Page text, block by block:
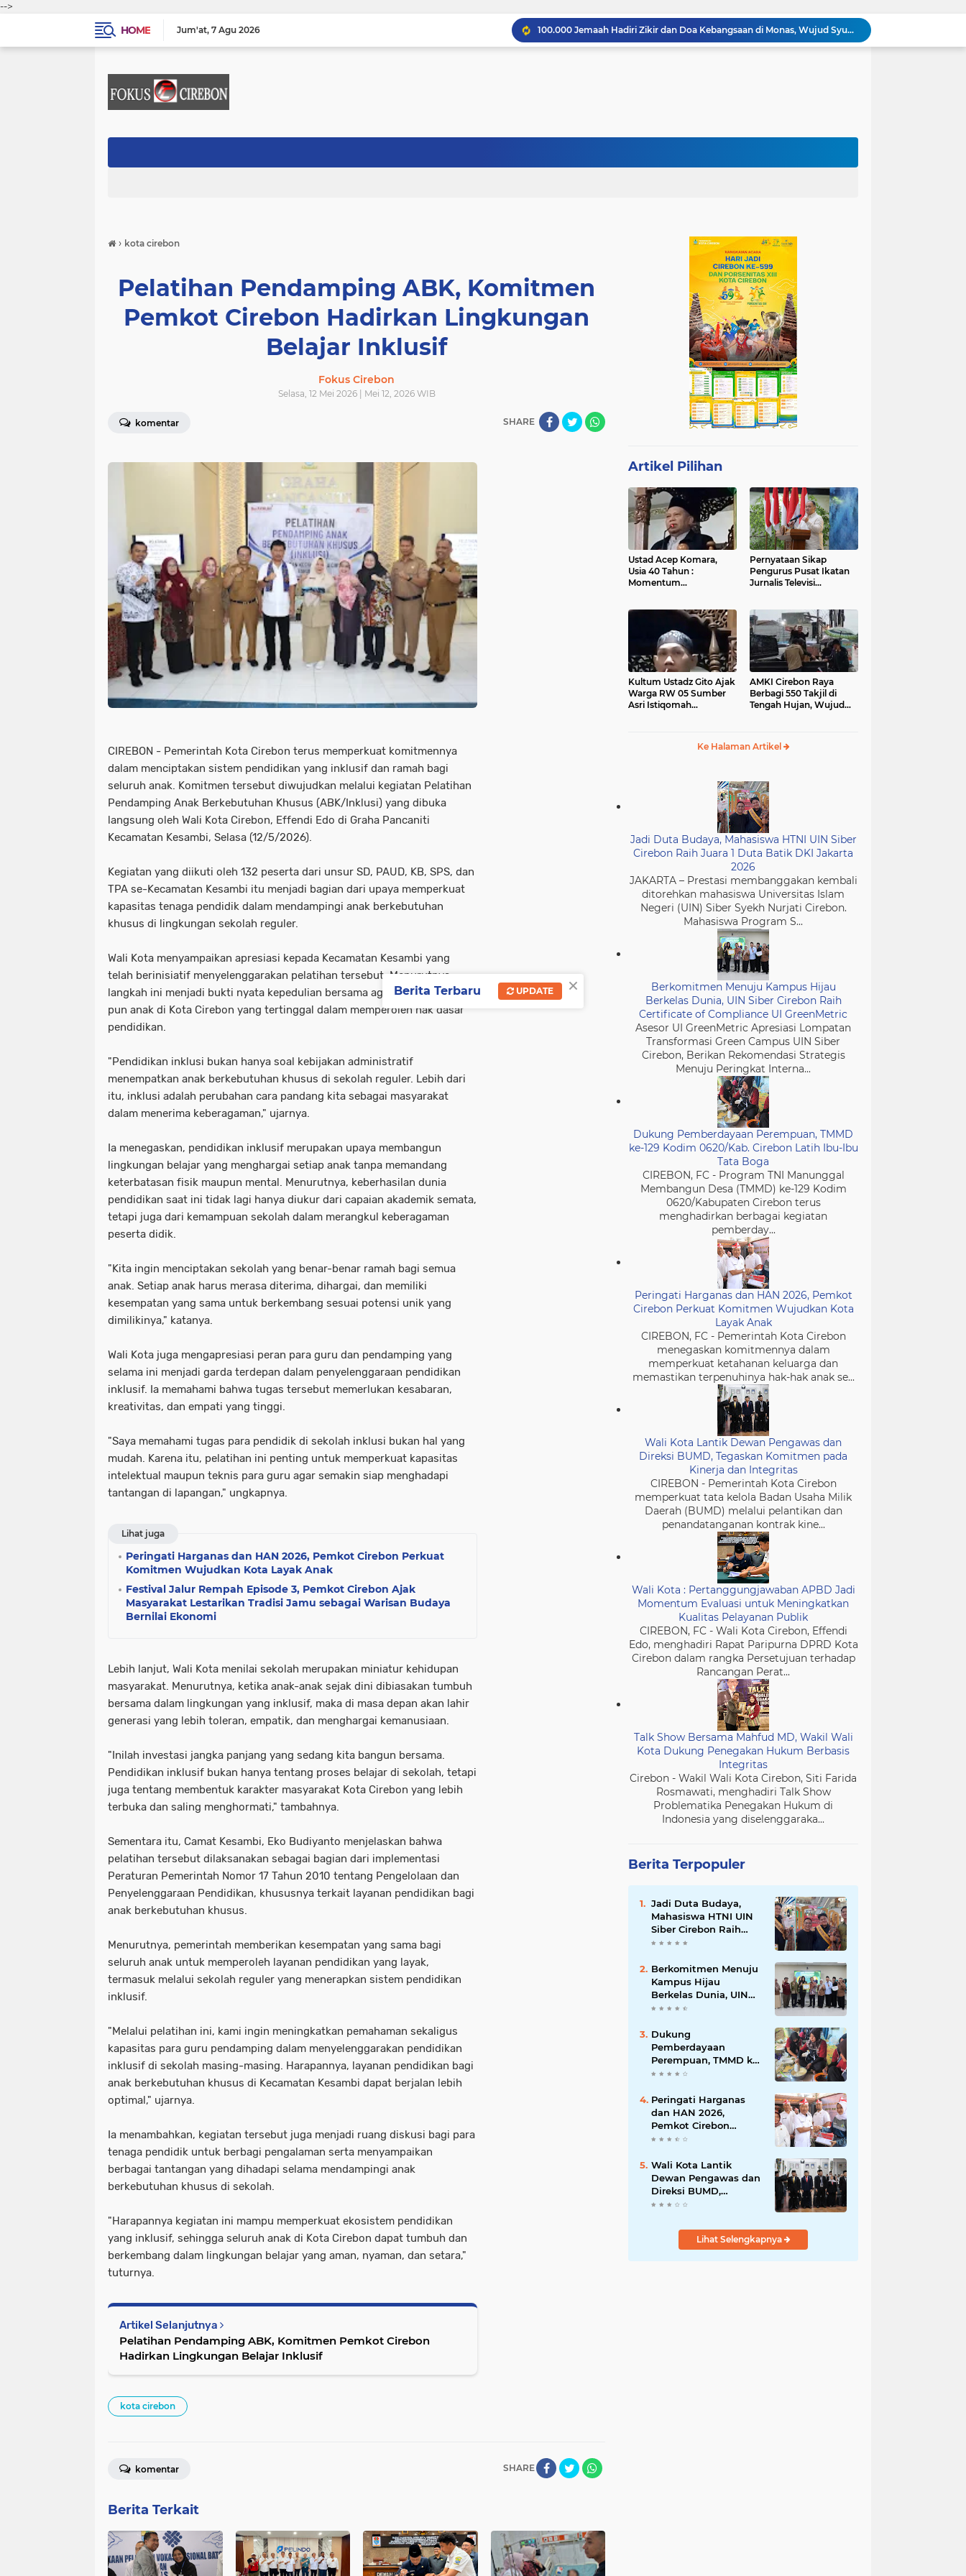
-->
HOME
Jum'at 7 Agu 2026
100.000 Jemaah Hadiri Zikir dan Doa Kebangsaan di Monas, Wujud Syukur atas Kemerdekaan
Wali Kota Lantik Dewan Pengawas dan Direksi BUMD, Tegaskan Komitmen pada Kinerja dan Integritas
Mahasiswa KKN Kelompok 2 UIN Siber Cirebon Dampingi Anak-Anak Ikuti Program Rumah Mengaji
› kota cirebon
Pelatihan Pendamping ABK, Komitmen
Pemkot Cirebon Hadirkan Lingkungan
Belajar Inklusif
Fokus Cirebon
Selasa, 12 Mei 2026 | Mei 12, 2026 WIB
komentar SHARE
CIREBON - Pemerintah Kota Cirebon terus memperkuat komitmennya
dalam menciptakan sistem pendidikan yang inklusif dan ramah bagi
seluruh anak. Komitmen tersebut diwujudkan melalui kegiatan Pelatihan
Pendamping Anak Berkebutuhan Khusus (ABK/Inklusi) yang dibuka
langsung oleh Wali Kota Cirebon, Effendi Edo di Graha Pancaniti
Kecamatan Kesambi, Selasa (12/5/2026).
Kegiatan yang diikuti oleh 132 peserta dari unsur SD, PAUD, KB, SPS, dan
TPA se-Kecamatan Kesambi itu menjadi bagian dari upaya memperkuat
kapasitas tenaga pendidik dalam mendampingi anak berkebutuhan
khusus di lingkungan sekolah reguler.
Wali Kota menyampaikan apresiasi kepada Kecamatan Kesambi yang
telah berinisiatif menyelenggarakan pelatihan tersebut. Menurutnya,
langkah ini menjadi bukti nyata kepedulian bersama agar tidak ada satu
pun anak di Kota Cirebon yang tertinggal dalam memperoleh hak dasar
pendidikan.
"Pendidikan inklusi bukan hanya soal kebijakan administratif
menempatkan anak berkebutuhan khusus di sekolah reguler. Lebih dari
itu, inklusi adalah perubahan cara pandang kita sebagai masyarakat
dalam menerima keberagaman," ujarnya.
Ia menegaskan, pendidikan inklusif merupakan upaya membangun
lingkungan belajar yang menghargai setiap anak tanpa memandang
keterbatasan fisik maupun mental. Menurutnya, keberhasilan dunia
pendidikan saat ini tidak lagi hanya diukur dari capaian akademik semata,
tetapi juga dari kemampuan sekolah dalam merangkul keberagaman
peserta didik.
"Kita ingin menciptakan sekolah yang benar-benar ramah bagi semua
anak. Setiap anak harus merasa diterima, dihargai, dan memiliki
kesempatan yang sama untuk berkembang sesuai potensi unik yang
dimilikinya," katanya.
Wali Kota juga mengapresiasi peran para guru dan pendamping yang
selama ini menjadi garda terdepan dalam penyelenggaraan pendidikan
inklusif. Ia memahami bahwa tugas tersebut memerlukan kesabaran,
kreativitas, dan empati yang tinggi.
"Saya memahami tugas para pendidik di sekolah inklusi bukan hal yang
mudah. Karena itu, pelatihan ini penting untuk memperkuat kapasitas
intelektual maupun teknis para guru agar semakin siap menghadapi
tantangan di lapangan," ungkapnya.
Lihat juga
Peringati Harganas dan HAN 2026, Pemkot Cirebon Perkuat
Komitmen Wujudkan Kota Layak Anak
Festival Jalur Rempah Episode 3, Pemkot Cirebon Ajak
Masyarakat Lestarikan Tradisi Jamu sebagai Warisan Budaya
Bernilai Ekonomi
Lebih lanjut, Wali Kota menilai sekolah merupakan miniatur kehidupan
masyarakat. Menurutnya, ketika anak-anak sejak dini dibiasakan tumbuh
bersama dalam lingkungan yang inklusif, maka di masa depan akan lahir
generasi yang lebih toleran, empatik, dan menghargai kemanusiaan.
"Inilah investasi jangka panjang yang sedang kita bangun bersama.
Pendidikan inklusif bukan hanya tentang proses belajar di sekolah, tetapi
juga tentang membentuk karakter masyarakat Kota Cirebon yang lebih
terbuka dan saling menghormati," tambahnya.
Sementara itu, Camat Kesambi, Eko Budiyanto menjelaskan bahwa
pelatihan tersebut dilaksanakan sebagai bagian dari implementasi
Peraturan Pemerintah Nomor 17 Tahun 2010 tentang Pengelolaan dan
Penyelenggaraan Pendidikan, khususnya terkait layanan pendidikan bagi
anak berkebutuhan khusus.
Menurutnya, pemerintah memberikan kesempatan yang sama bagi
seluruh anak untuk memperoleh layanan pendidikan yang layak,
termasuk melalui sekolah reguler yang menerapkan sistem pendidikan
inklusif.
"Melalui pelatihan ini, kami ingin meningkatkan pemahaman sekaligus
kapasitas para guru pendamping dalam menyelenggarakan pendidikan
inklusif di sekolah masing-masing. Harapannya, layanan pendidikan bagi
anak berkebutuhan khusus di Kecamatan Kesambi dapat berjalan lebih
optimal," ujarnya.
Ia menambahkan, kegiatan tersebut juga menjadi ruang diskusi bagi para
tenaga pendidik untuk berbagi pengalaman serta menyampaikan
berbagai tantangan yang dihadapi selama mendampingi anak
berkebutuhan khusus di sekolah.
"Harapannya kegiatan ini mampu memperkuat ekosistem pendidikan
yang inklusif, sehingga seluruh anak di Kota Cirebon dapat tumbuh dan
berkembang dalam lingkungan belajar yang aman, nyaman, dan setara,"
tuturnya.
Artikel Selanjutnya
Pelatihan Pendamping ABK, Komitmen Pemkot Cirebon
Hadirkan Lingkungan Belajar Inklusif
kota cirebon
SHARE
komentar
Berita Terkait
Artikel Pilihan
Ustad Acep Komara,
Usia 40 Tahun :
Momentum
Pernyataan Sikap
Pengurus Pusat Ikatan
Jurnalis Televisi
Kultum Ustadz Gito Ajak
Warga RW 05 Sumber
Asri Istiqomah
AMKI Cirebon Raya
Berbagi 550 Takjil di
Tengah Hujan, Wujud
Ke Halaman Artikel
Jadi Duta Budaya, Mahasiswa HTNI UIN Siber
Cirebon Raih Juara 1 Duta Batik DKI Jakarta
2026
JAKARTA – Prestasi membanggakan kembali
ditorehkan mahasiswa Universitas Islam
Negeri (UIN) Siber Syekh Nurjati Cirebon.
Mahasiswa Program S...
Berkomitmen Menuju Kampus Hijau
Berkelas Dunia, UIN Siber Cirebon Raih
Certificate of Compliance UI GreenMetric
Asesor UI GreenMetric Apresiasi Lompatan
Transformasi Green Campus UIN Siber
Cirebon, Berikan Rekomendasi Strategis
Menuju Peringkat Interna...
Dukung Pemberdayaan Perempuan, TMMD
ke-129 Kodim 0620/Kab. Cirebon Latih Ibu-Ibu
Tata Boga
CIREBON, FC - Program TNI Manunggal
Membangun Desa (TMMD) ke-129 Kodim
0620/Kabupaten Cirebon terus
menghadirkan berbagai kegiatan
pemberday...
Peringati Harganas dan HAN 2026, Pemkot
Cirebon Perkuat Komitmen Wujudkan Kota
Layak Anak
CIREBON, FC - Pemerintah Kota Cirebon
menegaskan komitmennya dalam
memperkuat ketahanan keluarga dan
memastikan terpenuhinya hak-hak anak se...
Wali Kota Lantik Dewan Pengawas dan
Direksi BUMD, Tegaskan Komitmen pada
Kinerja dan Integritas
CIREBON - Pemerintah Kota Cirebon
memperkuat tata kelola Badan Usaha Milik
Daerah (BUMD) melalui pelantikan dan
penandatanganan kontrak kine...
Wali Kota : Pertanggungjawaban APBD Jadi
Momentum Evaluasi untuk Meningkatkan
Kualitas Pelayanan Publik
CIREBON, FC - Wali Kota Cirebon, Effendi
Edo, menghadiri Rapat Paripurna DPRD Kota
Cirebon dalam rangka Persetujuan terhadap
Rancangan Perat...
Talk Show Bersama Mahfud MD, Wakil Wali
Kota Dukung Penegakan Hukum Berbasis
Integritas
Cirebon - Wakil Wali Kota Cirebon, Siti Farida
Rosmawati, menghadiri Talk Show
Problematika Penegakan Hukum di
Indonesia yang diselenggaraka...
Berita Terpopuler
Jadi Duta Budaya,
Mahasiswa HTNI UIN
Siber Cirebon Raih
Juara 1 Duta Batik DKI
Berkomitmen Menuju
Kampus Hijau
Berkelas Dunia, UIN
Siber Cirebon Raih
Compliance UI
GreenMetric
Dukung
Pemberdayaan
Perempuan, TMMD ke-
129 Kodim 0620/Kab.
Tata Boga
Peringati Harganas
dan HAN 2026,
Pemkot Cirebon
Perkuat Komitmen
Anak
Wali Kota Lantik
Dewan Pengawas dan
Direksi BUMD,
Tegaskan Komitmen
Integritas
Lihat Selengkapnya
×
Berita Terbaru UPDATE